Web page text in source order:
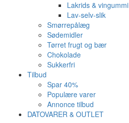
Lakrids & vingummi
Lav-selv-slik
Smørrepålæg
Sødemidler
Tørret frugt og bær
Chokolade
Sukkerfri
Tilbud
Spar 40%
Populære varer
Annonce tilbud
DATOVARER & OUTLET